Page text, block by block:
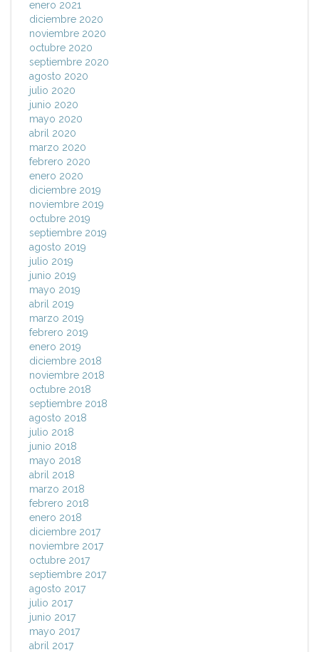
enero 2021
diciembre 2020
noviembre 2020
octubre 2020
septiembre 2020
agosto 2020
julio 2020
junio 2020
mayo 2020
abril 2020
marzo 2020
febrero 2020
enero 2020
diciembre 2019
noviembre 2019
octubre 2019
septiembre 2019
agosto 2019
julio 2019
junio 2019
mayo 2019
abril 2019
marzo 2019
febrero 2019
enero 2019
diciembre 2018
noviembre 2018
octubre 2018
septiembre 2018
agosto 2018
julio 2018
junio 2018
mayo 2018
abril 2018
marzo 2018
febrero 2018
enero 2018
diciembre 2017
noviembre 2017
octubre 2017
septiembre 2017
agosto 2017
julio 2017
junio 2017
mayo 2017
abril 2017